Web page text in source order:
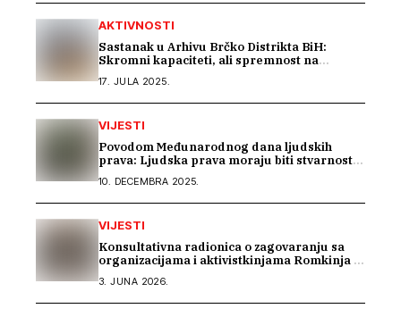
AKTIVNOSTI
Sastanak u Arhivu Brčko Distrikta BiH:
Skromni kapaciteti, ali spremnost na
Kali Sara
17. JULA 2025.
VIJESTI
Povodom Međunarodnog dana ljudskih
prava: Ljudska prava moraju biti stvarnost
10. DECEMBRA 2025.
VIJESTI
Konsultativna radionica o zagovaranju sa
organizacijama i aktivistkinjama Romkinja i
3. JUNA 2026.